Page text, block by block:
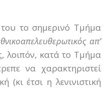
το σημερινό Τμήμα
απ’
λοιπόν, κατά το Τμήμα
να χαρακτηριστεί
(κι έτσι η λενινιστική